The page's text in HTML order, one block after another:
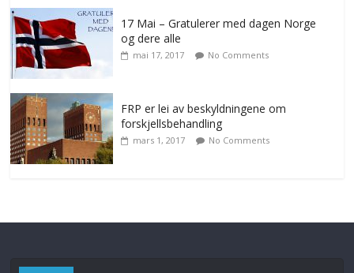
17 Mai – Gratulerer med dagen Norge
og dere alle
mai 17, 2017 No Comments
FRP er lei av beskyldningene om
forskjellsbehandling
mars 1, 2017 No Comments